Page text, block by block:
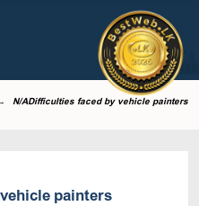
N/ADifficulties faced by vehicle painters
painters